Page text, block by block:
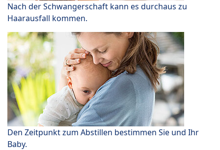
Nach der Schwangerschaft kann es durchaus zu
Haarausfall kommen.
Den Zeitpunkt zum Abstillen bestimmen Sie und Ihr
Baby.